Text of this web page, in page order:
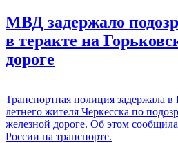
МВД задержало
в теракте на
дороге
Транспортная полиция задержала
летнего жителя Черкесска по
железной дороге. Об этом
России на транспорте.